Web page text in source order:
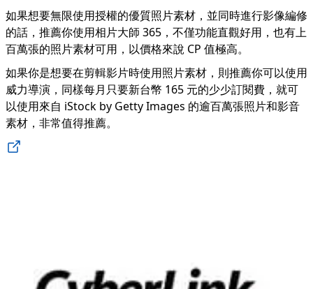
如果想要無限使用授權的優質照片素材，並同時進行影像編修
的話，推薦你使用相片大師 365 ，不僅功能直觀好用，也有上
百萬張的照片素材可用，以價格來說 CP 值極高。
如果你是想要在剪輯影片時使用照片素材，則推薦你可以使用
威力導演 ，同樣每月只要新台幣 165 元的少少訂閱費，就可
以使用來自 iStock by Getty Images 的逾百萬張照片和影音
素材，非常值得推薦。